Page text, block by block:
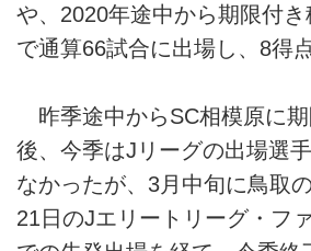
や、2020年途中から期限付
で通算66試合に出場し、8得
昨季途中からSC相模原に
後、今季はJリーグの出場選
なかったが、3月中旬に鳥取
21日のJエリートリーグ・フ